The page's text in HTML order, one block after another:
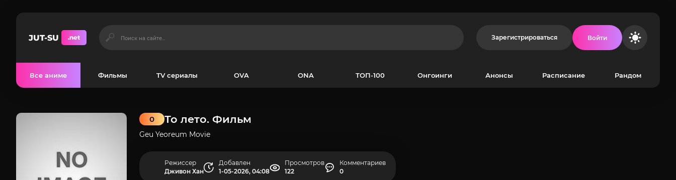
JUT-SU .net Зарегистрироваться Войти
Все аниме Фильмы TV сериалы OVA ONA ТОП-100 Онгоинги Анонсы Расписание Рандом
То лето. Фильм
0
Geu Yeoreum Movie
Режиссер
Дживон Хан
Добавлен
1-05-2026, 04:08
Просмотров
122
Комментариев
0